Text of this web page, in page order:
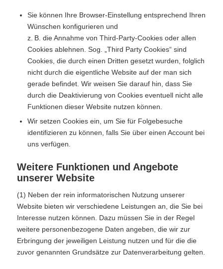
Sie können Ihre Browser-Einstellung entsprechend Ihren
Wünschen konfigurieren und
z. B. die Annahme von Third-Party-Cookies oder allen
Cookies ablehnen. Sog. „Third Party Cookies“ sind
Cookies, die durch einen Dritten gesetzt wurden, folglich
nicht durch die eigentliche Website auf der man sich
gerade befindet. Wir weisen Sie darauf hin, dass Sie
durch die Deaktivierung von Cookies eventuell nicht alle
Funktionen dieser Website nutzen können.
Wir setzen Cookies ein, um Sie für Folgebesuche
identifizieren zu können, falls Sie über einen Account bei
uns verfügen.
Weitere Funktionen und Angebote
unserer Website
(1) Neben der rein informatorischen Nutzung unserer
Website bieten wir verschiedene Leistungen an, die Sie bei
Interesse nutzen können. Dazu müssen Sie in der Regel
weitere personenbezogene Daten angeben, die wir zur
Erbringung der jeweiligen Leistung nutzen und für die die
zuvor genannten Grundsätze zur Datenverarbeitung gelten.